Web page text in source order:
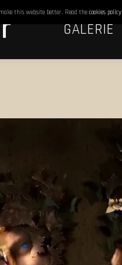
GALERIE
this website better. Read the cookies policy